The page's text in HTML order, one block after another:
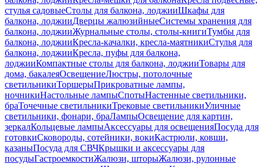
стулья садовыеСтолы для балкона, лоджииШкафы для
балкона, лоджииДверцы жалюзийныеСистемы хранения для
балкона, лоджииЖурнальные столы, столы-книгиТумбы для
балкона, лоджииКресла-качалки, кресла-маятникиСтулья для
балкона, лоджииКресла, пуфы для балкона,
лоджииКомпактные столы для балкона, лоджииТовары для
дома, бакалеяОсвещениеЛюстры, потолочные
светильникиТоршерыПрикроватные лампы,
ночникиНастольные лампыСпотыНастенные светильники,
браТочечные светильникиТрековые светильникиУличные
светильники, фонари, браЛампыОсвещение для картин,
зеркалКольцевые лампыАксессуары для освещенияПосуда для
готовкиСковороды, сотейники, вокиКастрюли, ковши,
казаныПосуда для СВЧКрышки и аксессуары для
посудыГастроемкостиЖалюзи, шторыЖалюзи, рулонные